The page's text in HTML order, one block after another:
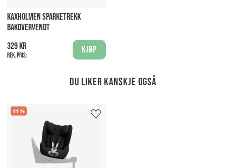
KAXHOLMEN SPARKETREKK
BAKOVERVENDT
329 kr
Rek. pris:
Kjøp
Du liker kanskje også
11